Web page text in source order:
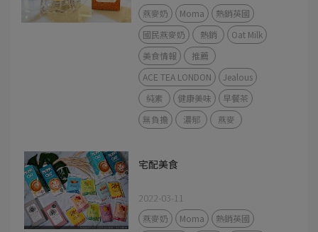
燕麥奶 Moma
熱銷英國
國民燕麥奶
熱銷
Oat Milk
美食情報
推薦
ACE TEA LONDON
Jealous
純素
健康美味
早餐茶
無負擔
濃郁 燕麥
宅配美食
2022-03-11
燕麥奶 Moma
熱銷英國